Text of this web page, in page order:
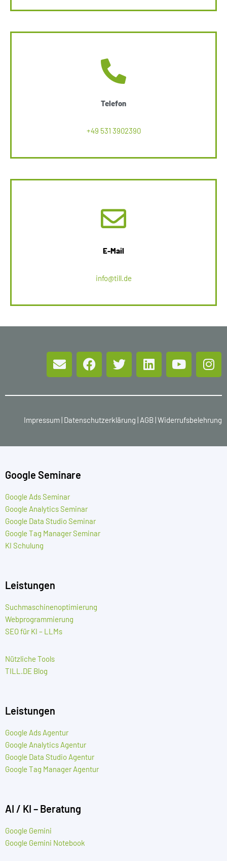
Telefon
+49 531 3902390
E-Mail
info@till.de
Impressum| Datenschutzerklärung | AGB|Widerrufsbelehrung
Google Seminare
Google Ads Seminar
Google Analytics Seminar
Google Data Studio Seminar
Google Tag Manager Seminar
KI Schulung
Leistungen
Suchmaschinenoptimierung
Webprogrammierung
SEO für KI – LLMs
Nützliche Tools
TILL.DE Blog
Leistungen
Google Ads Agentur
Google Analytics Agentur
Google Data Studio Agentur
Google Tag Manager Agentur
AI / KI – Beratung
Google Gemini
Google Gemini Notebook